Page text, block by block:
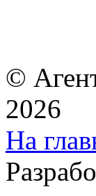
©
2026
На